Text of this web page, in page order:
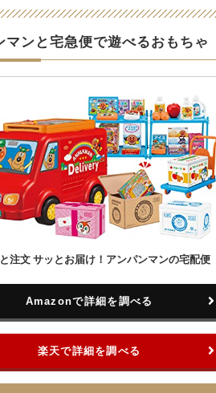
マンと宅急便で遊べるおもちゃ
注文 サッとお届け！アンパンマンの宅配便
Amazonで詳細を調べる
楽天で詳細を調べる